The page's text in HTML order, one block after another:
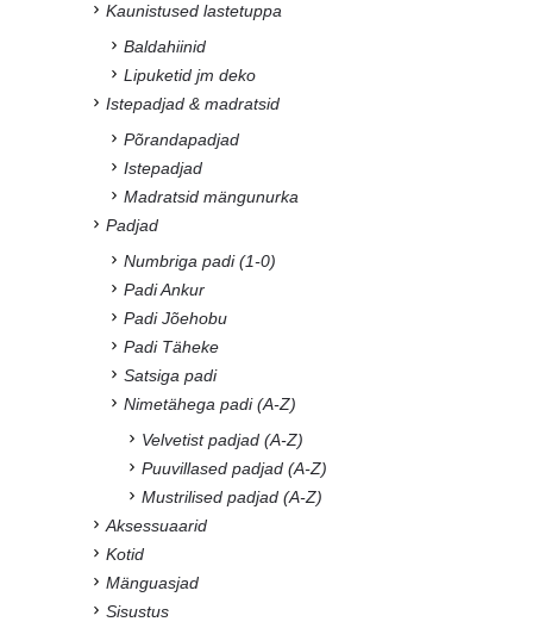
Kaunistused lastetuppa
Baldahiinid
Lipuketid jm deko
Istepadjad & madratsid
Põrandapadjad
Istepadjad
Madratsid mängunurka
Padjad
Numbriga padi (1-0)
Padi Ankur
Padi Jõehobu
Padi Täheke
Satsiga padi
Nimetähega padi (A-Z)
Velvetist padjad (A-Z)
Puuvillased padjad (A-Z)
Mustrilised padjad (A-Z)
Aksessuaarid
Kotid
Mänguasjad
Sisustus